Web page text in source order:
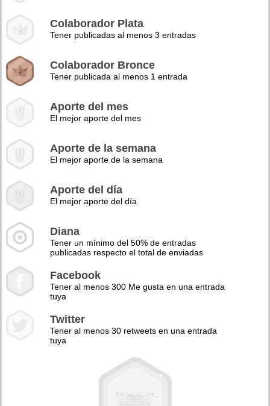
Colaborador Plata
Tener publicadas al menos 3 entradas
Colaborador Bronce
Tener publicada al menos 1 entrada
Aporte del mes
El mejor aporte del mes
Aporte de la semana
El mejor aporte de la semana
Aporte del día
El mejor aporte del día
Diana
Tener un mínimo del 50% de entradas
publicadas respecto el total de enviadas
Facebook
Tener al menos 300 Me gusta en una entrada
tuya
Twitter
Tener al menos 30 retweets en una entrada
tuya